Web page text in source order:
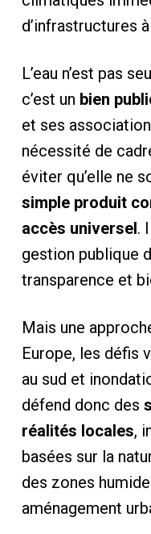
d’infrastructures
L’eau n’est pas
c’est un bien
et ses
nécessité de
éviter qu’elle ne
simple produit
accès universel.
gestion publique
transparence et
Mais une
Europe, les défis
au sud et
défend donc des
réalités locales,
basées sur la
des zones
aménagement